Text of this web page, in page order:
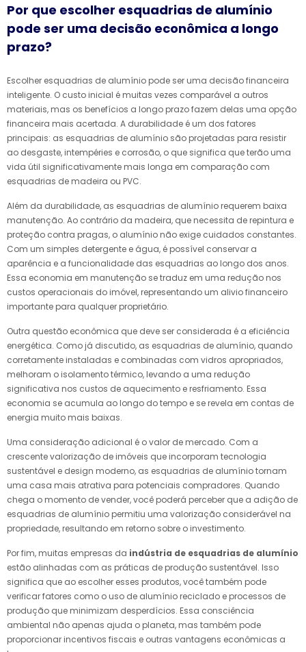
Por que escolher esquadrias de alumínio
pode ser uma decisão econômica a longo
prazo?
Escolher esquadrias de alumínio pode ser uma decisão financeira
inteligente. O custo inicial é muitas vezes comparável a outros
materiais, mas os benefícios a longo prazo fazem delas uma opção
financeira mais acertada. A durabilidade é um dos fatores
principais: as esquadrias de alumínio são projetadas para resistir
ao desgaste, intempéries e corrosão, o que significa que terão uma
vida útil significativamente mais longa em comparação com
esquadrias de madeira ou PVC.
Além da durabilidade, as esquadrias de alumínio requerem baixa
manutenção. Ao contrário da madeira, que necessita de repintura e
proteção contra pragas, o alumínio não exige cuidados constantes.
Com um simples detergente e água, é possível conservar a
aparência e a funcionalidade das esquadrias ao longo dos anos.
Essa economia em manutenção se traduz em uma redução nos
custos operacionais do imóvel, representando um alivio financeiro
importante para qualquer proprietário.
Outra questão econômica que deve ser considerada é a eficiência
energética. Como já discutido, as esquadrias de alumínio, quando
corretamente instaladas e combinadas com vidros apropriados,
melhoram o isolamento térmico, levando a uma redução
significativa nos custos de aquecimento e resfriamento. Essa
economia se acumula ao longo do tempo e se revela em contas de
energia muito mais baixas.
Uma consideração adicional é o valor de mercado. Com a
crescente valorização de imóveis que incorporam tecnologia
sustentável e design moderno, as esquadrias de alumínio tornam
uma casa mais atrativa para potenciais compradores. Quando
chega o momento de vender, você poderá perceber que a adição de
esquadrias de alumínio permitiu uma valorização considerável na
propriedade, resultando em retorno sobre o investimento.
Por fim, muitas empresas da indústria de esquadrias de alumínio
estão alinhadas com as práticas de produção sustentável. Isso
significa que ao escolher esses produtos, você também pode
verificar fatores como o uso de alumínio reciclado e processos de
produção que minimizam desperdícios. Essa consciência
ambiental não apenas ajuda o planeta, mas também pode
proporcionar incentivos fiscais e outras vantagens econômicas a